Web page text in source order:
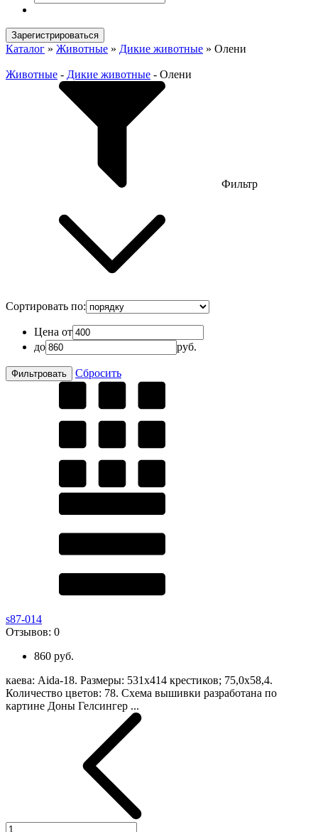
Зарегистрироваться
Каталог » Животные » Дикие животные » Олени
Животные - Дикие животные - Олени
Фильтр
Сортировать по:
Цена от
до
руб.
Сбросить
s87-014
Отзывов: 0
860 руб.
каева: Aida-18. Размеры: 531х414 крестиков; 75,0х58,4.
Количество цветов: 78. Схема вышивки разработана по
картине Доны Гелсингер ...